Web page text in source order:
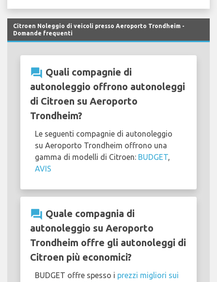
Citroen Noleggio di veicoli presso Aeroporto Trondheim -
Domande frequenti
question_answer Quali compagnie di
autonoleggio offrono autonoleggi
di Citroen su Aeroporto
Trondheim?
Le seguenti compagnie di autonoleggio
su Aeroporto Trondheim offrono una
gamma di modelli di Citroen: BUDGET,
AVIS
question_answer Quale compagnia di
autonoleggio su Aeroporto
Trondheim offre gli autonoleggi di
Citroen più economici?
BUDGET offre spesso i prezzi migliori sui